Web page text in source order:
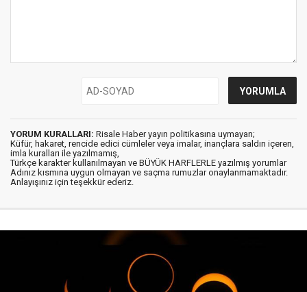
YORUM KURALLARI: Risale Haber yayın politikasına uymayan;
Küfür, hakaret, rencide edici cümleler veya imalar, inançlara saldırı içeren,
imla kuralları ile yazılmamış,
Türkçe karakter kullanılmayan ve BÜYÜK HARFLERLE yazılmış yorumlar
Adınız kısmına uygun olmayan ve saçma rumuzlar onaylanmamaktadır.
Anlayışınız için teşekkür ederiz.